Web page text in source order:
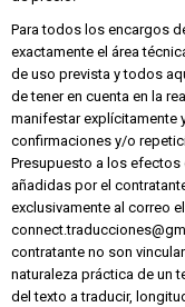
Para todos los encargos
exactamente el área
de uso prevista y todos
de tener en cuenta en la
manifestar explícitamente
confirmaciones y/o
Presupuesto a los
añadidas por el
exclusivamente al correo
contratante no son
naturaleza práctica de un
del texto a traducir,